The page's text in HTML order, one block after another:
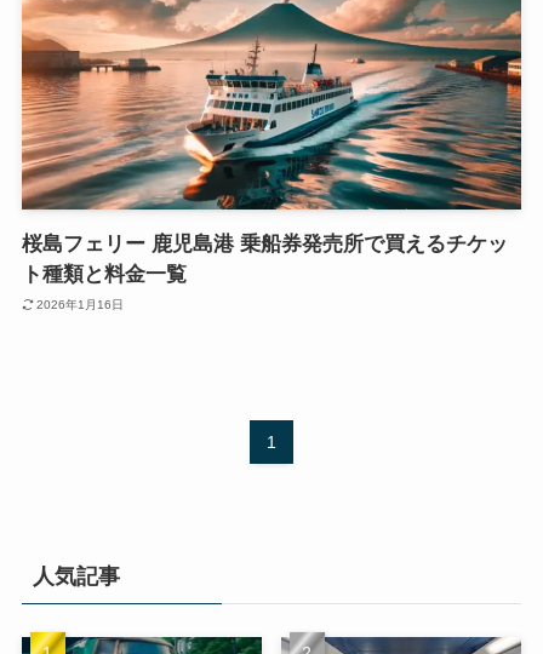
桜島フェリー 鹿児島港 乗船券発売所で買えるチケッ
ト種類と料金一覧
2026年1月16日
1
人気記事